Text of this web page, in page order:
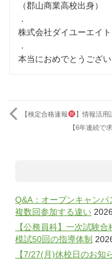
（郡山商業高校出身）
．
株式会社ダイユーエイ
．
本当におめでとうござい
【検定合格速報
】情報活用
【6年連続で
Q&A：オープンキャン
複数回参加する違い
【公務員科】一次試験
模試50回の指導体制
【7/27(月)休校日のお知